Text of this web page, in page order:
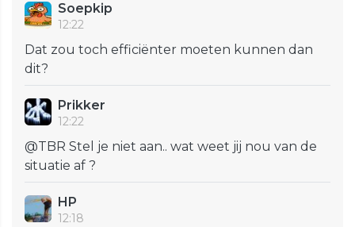
Soepkip
12:22
Dat zou toch efficiënter moeten kunnen dan
dit?
Prikker
12:22
@TBR Stel je niet aan.. wat weet jij nou van de
situatie af ?
HP
12:18